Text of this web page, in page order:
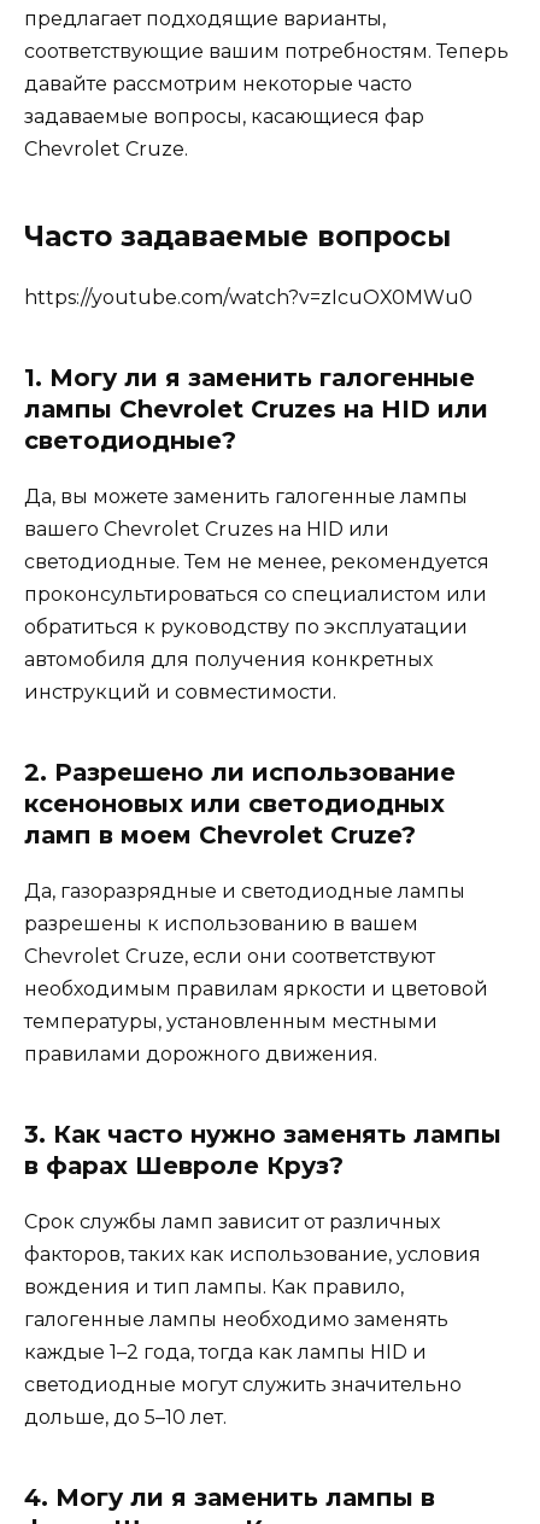
предлагает подходящие варианты,
соответствующие вашим потребностям. Теперь
давайте рассмотрим некоторые часто
задаваемые вопросы, касающиеся фар
Chevrolet Cruze.
Часто задаваемые вопросы
https://youtube.com/watch?v=zIcuOX0MWu0
1. Могу ли я заменить галогенные
лампы Chevrolet Cruzes на HID или
светодиодные?
Да, вы можете заменить галогенные лампы
вашего Chevrolet Cruzes на HID или
светодиодные. Тем не менее, рекомендуется
проконсультироваться со специалистом или
обратиться к руководству по эксплуатации
автомобиля для получения конкретных
инструкций и совместимости.
2. Разрешено ли использование
ксеноновых или светодиодных
ламп в моем Chevrolet Cruze?
Да, газоразрядные и светодиодные лампы
разрешены к использованию в вашем
Chevrolet Cruze, если они соответствуют
необходимым правилам яркости и цветовой
температуры, установленным местными
правилами дорожного движения.
3. Как часто нужно заменять лампы
в фарах Шевроле Круз?
Срок службы ламп зависит от различных
факторов, таких как использование, условия
вождения и тип лампы. Как правило,
галогенные лампы необходимо заменять
каждые 1–2 года, тогда как лампы HID и
светодиодные могут служить значительно
дольше, до 5–10 лет.
4. Могу ли я заменить лампы в